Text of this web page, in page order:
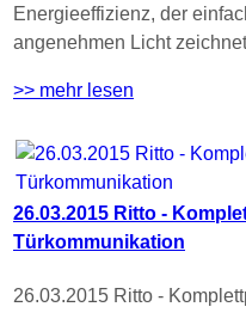
Energieeffizienz, der
angenehmen Licht
>> mehr lesen
26.03.2015 Ritto -
Türkommunikation
26.03.2015 Ritto -